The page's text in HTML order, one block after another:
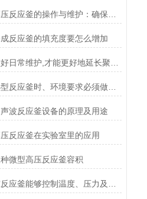
反应釜的填充度要怎么增加
安装小型反应釜时、环境要求必须做到位
波反应釜设备的原理及用途
反应釜在实验室里的应用
微型高压反应釜容积